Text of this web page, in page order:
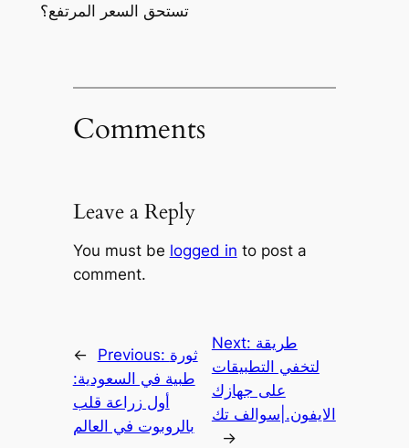
تستحق السعر المرتفع؟
Comments
Leave a Reply
You must be logged in to post a
comment.
← Previous: ثورة
طبية في السعودية:
أول زراعة قلب
بالروبوت في العالم
Next: طريقة
لتخفي التطبيقات
على جهازك
الايفون.|سوالف تك
→